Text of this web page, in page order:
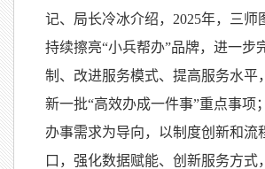
记、局长冷冰介绍，2025年，三师
持续擦亮“小兵帮办”品牌，进一步
制、改进服务模式、提高服务水平
新一批“高效办成一件事”重点事项
办事需求为导向，以制度创新和流
口，强化数据赋能、创新服务方式